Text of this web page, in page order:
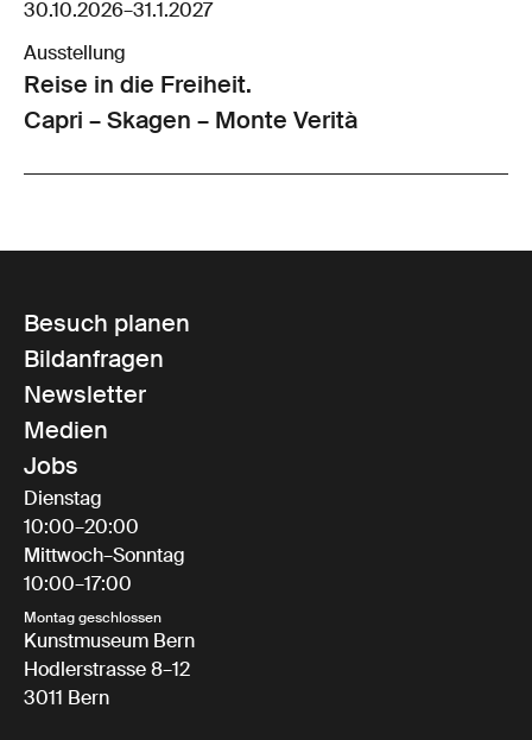
30.10.2026–31.1.2027
Ausstellung
Reise in die Freiheit.
Capri – Skagen – Monte Verità
Besuch planen
Bildanfragen
Newsletter
Medien
Jobs
Dienstag
10:00–20:00
Mittwoch–Sonntag
10:00–17:00
Montag geschlossen
Kunstmuseum Bern
Hodlerstrasse 8–12
3011 Bern